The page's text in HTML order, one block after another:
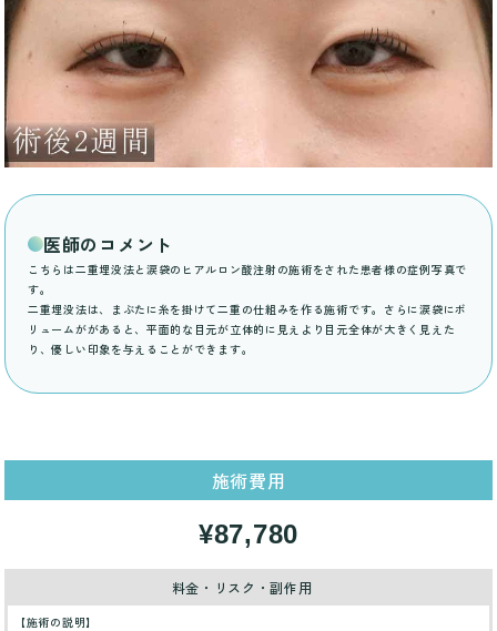
医師のコメント
こちらは二重埋没法と涙袋のヒアルロン酸注射の施術をされた患者様の症例写真で
す。
二重埋没法は、まぶたに糸を掛けて二重の仕組みを作る施術です。さらに涙袋にボ
リュームががあると、平面的な目元が立体的に見えより目元全体が大きく見えた
り、優しい印象を与えることができます。
施術費用
¥87,780
料金・リスク・副作用
【施術の説明】